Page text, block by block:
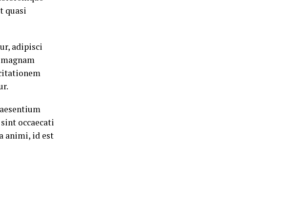
quasi
adipisci
occaecati
animi, id est